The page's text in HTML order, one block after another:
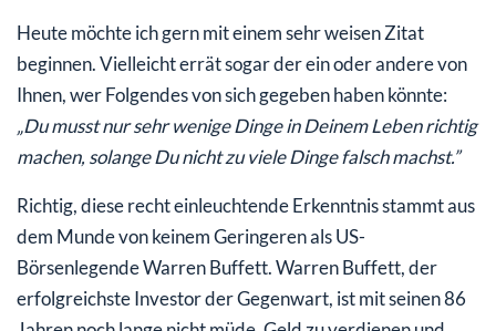
Buffett liefert zuverlässig Milliardengewinne
Das „Orakel von Omaha“
Heute möchte ich gern mit einem sehr weisen Zitat
beginnen. Vielleicht errät sogar der ein oder andere von
Ihnen, wer Folgendes von sich gegeben haben könnte:
„Du musst nur sehr wenige Dinge in Deinem Leben richtig
machen, solange Du nicht zu viele Dinge falsch machst.”
Richtig, diese recht einleuchtende Erkenntnis stammt aus
dem Munde von keinem Geringeren als US-
Börsenlegende Warren Buffett. Warren Buffett, der
erfolgreichste Investor der Gegenwart, ist mit seinen 86